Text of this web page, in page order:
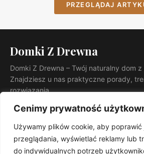
Cenimy prywatność
Używamy plików cookie, aby poprawić
przeglądania, wyświetlać reklamy lub
do indywidualnych potrzeb
PRZEGLĄDAJ
Domki Z Drewna
Domki Z Drewna – Twój naturalny dom
Znajdziesz u nas praktyczne porady,
rozwiązania.
INFORMACJE
Kontakt